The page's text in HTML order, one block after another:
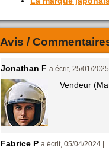
Avis /
Jonathan F a écrit, 25/01/2025 |
Vendeur
Fabrice P a écrit, 05/04/2024 |